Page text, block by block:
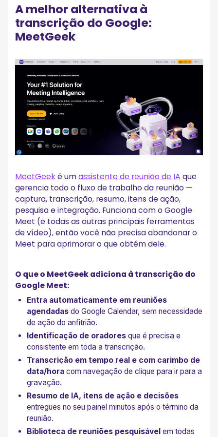
A melhor alternativa à
transcrição do Google:
MeetGeek
MeetGeeké umassistente de reunião de IA que
gerencia todo o fluxo de trabalho da reunião —
captura, transcrição, resumo, itens de ação,
pesquisa e integração. Funciona com o Google
Meet (e todas as outras principais ferramentas
de vídeo), então você não precisa abandonar o
Meet para aprimorar o que obtém dele.
O que o MeetGeek adiciona à transcrição do
Google Meet:
Entra automaticamente em reuniões
agendadas do Google Calendar, sem necessidade
de ação do anfitrião.
Identificação de oradores que é precisa e
consistente em toda a transcrição.
Transcrição em tempo real e com carimbo de
data/hora com navegação de clique para ir para a
gravação.
Resumo de IA, itens de ação e decisões
entregues no seu painel minutos após o término da
reunião.
Biblioteca de reuniões pesquisável em todas